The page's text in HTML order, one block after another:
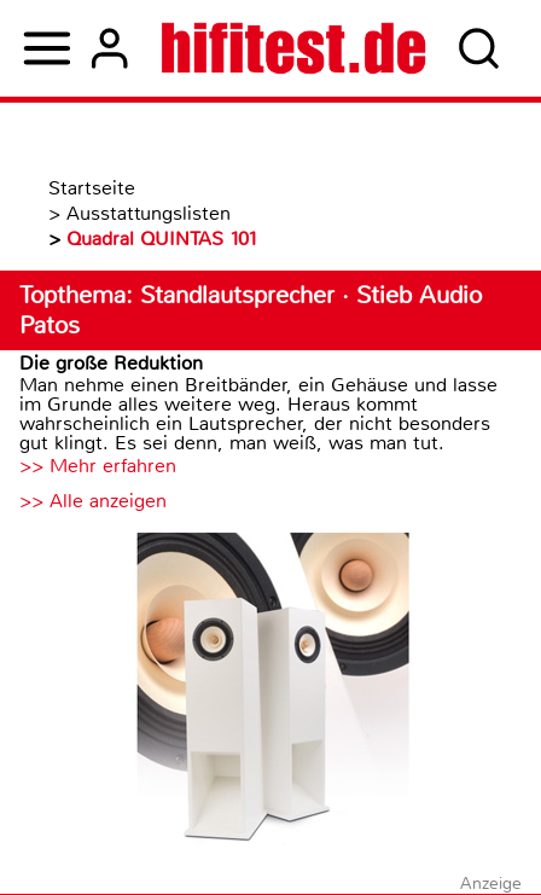
Startseite
> Ausstattungslisten
> Quadral QUINTAS 101
Topthema: Standlautsprecher · Stieb Audio
Patos
Die große Reduktion
Man nehme einen Breitbänder, ein Gehäuse und lasse
im Grunde alles weitere weg. Heraus kommt
wahrscheinlich ein Lautsprecher, der nicht besonders
gut klingt. Es sei denn, man weiß, was man tut.
>> Mehr erfahren
>> Alle anzeigen
Anzeige